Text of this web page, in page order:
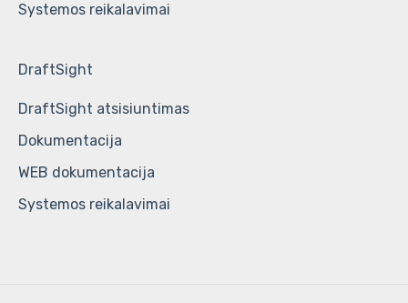
Systemos reikalavimai
DraftSight
DraftSight atsisiuntimas
Dokumentacija
WEB dokumentacija
Systemos reikalavimai